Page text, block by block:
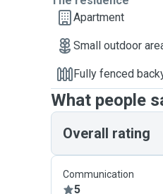
Apartment
Small outdoor
Fully fenced
What people
Overall rating
Communication
5